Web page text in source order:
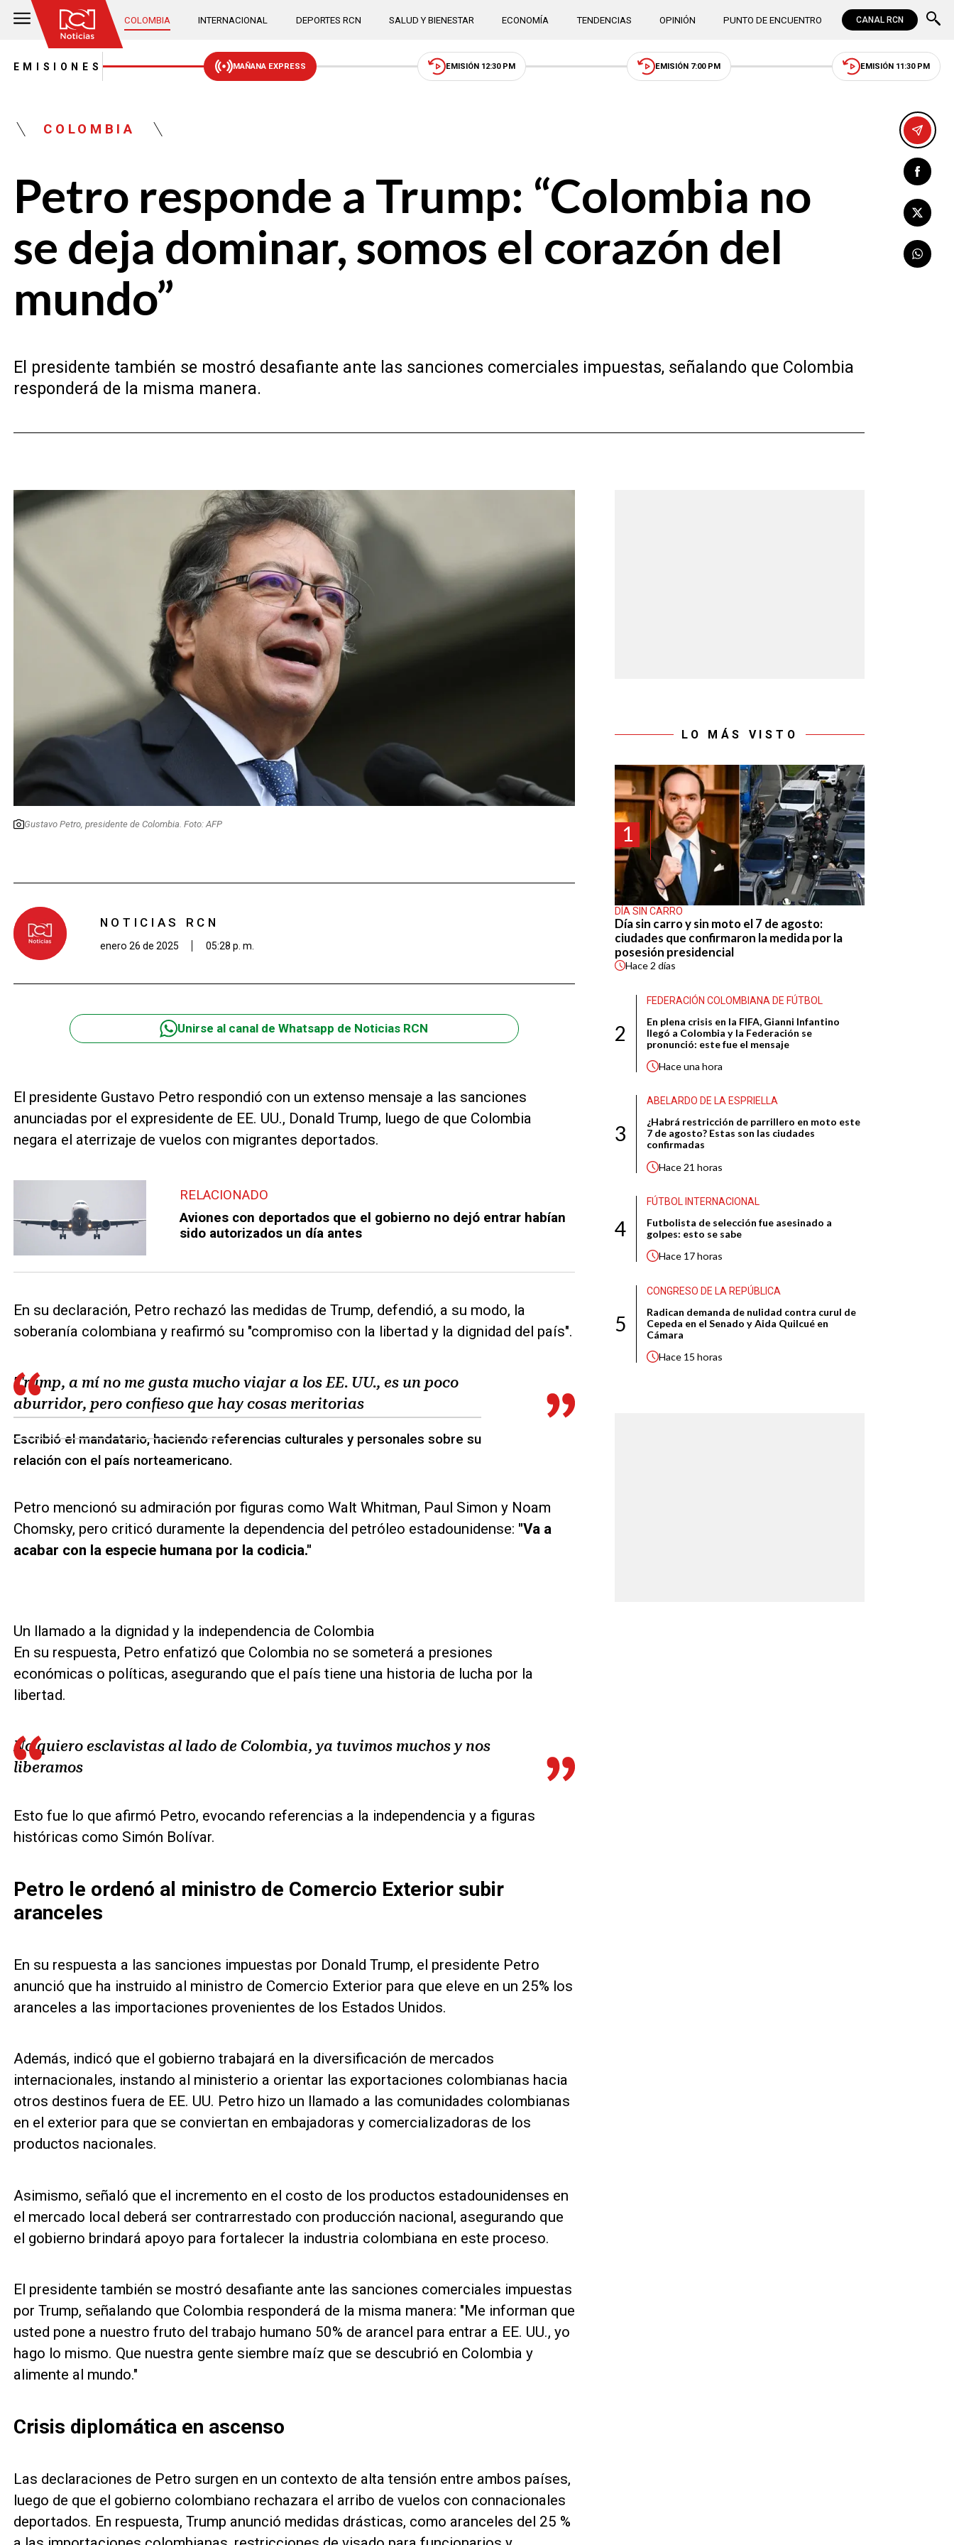
COLOMBIA INTERNACIONAL DEPORTES RCN SALUD Y BIENESTAR ECONOMÍA TENDENCIAS OPINIÓN PUNTO DE ENCUENTRO CANAL RCN
EMISIONES MAÑANA EXPRESS EMISIÓN 12:30 PM EMISIÓN 7:00 PM EMISIÓN 11:30 PM
COLOMBIA
Petro responde a Trump: “Colombia no
se deja dominar, somos el corazón del
mundo”
El presidente también se mostró desafiante ante las sanciones comerciales impuestas, señalando que Colombia
responderá de la misma manera.
Gustavo Petro, presidente de Colombia. Foto: AFP
NOTICIAS RCN
enero 26 de 2025 05:28 p. m.
Unirse al canal de Whatsapp de Noticias RCN
El presidente Gustavo Petro respondió con un extenso mensaje a las sanciones
anunciadas por el expresidente de EE. UU., Donald Trump, luego de que Colombia
negara el aterrizaje de vuelos con migrantes deportados.
RELACIONADO
Aviones con deportados que el gobierno no dejó entrar habían
sido autorizados un día antes
En su declaración, Petro rechazó las medidas de Trump, defendió, a su modo, la
soberanía colombiana y reafirmó su "compromiso con la libertad y la dignidad del país".
Trump, a mí no me gusta mucho viajar a los EE. UU., es un poco
aburridor, pero confieso que hay cosas meritorias
Escribió el mandatario, haciendo referencias culturales y personales sobre su
relación con el país norteamericano.
Petro mencionó su admiración por figuras como Walt Whitman, Paul Simon y Noam
Chomsky, pero criticó duramente la dependencia del petróleo estadounidense: "Va a
acabar con la especie humana por la codicia."
Un llamado a la dignidad y la independencia de Colombia
En su respuesta, Petro enfatizó que Colombia no se someterá a presiones
económicas o políticas, asegurando que el país tiene una historia de lucha por la
libertad.
No quiero esclavistas al lado de Colombia, ya tuvimos muchos y nos
liberamos
Esto fue lo que afirmó Petro, evocando referencias a la independencia y a figuras
históricas como Simón Bolívar.
Petro le ordenó al ministro de Comercio Exterior subir
aranceles
En su respuesta a las sanciones impuestas por Donald Trump, el presidente Petro
anunció que ha instruido al ministro de Comercio Exterior para que eleve en un 25% los
aranceles a las importaciones provenientes de los Estados Unidos.
Además, indicó que el gobierno trabajará en la diversificación de mercados
internacionales, instando al ministerio a orientar las exportaciones colombianas hacia
otros destinos fuera de EE. UU. Petro hizo un llamado a las comunidades colombianas
en el exterior para que se conviertan en embajadoras y comercializadoras de los
productos nacionales.
Asimismo, señaló que el incremento en el costo de los productos estadounidenses en
el mercado local deberá ser contrarrestado con producción nacional, asegurando que
el gobierno brindará apoyo para fortalecer la industria colombiana en este proceso.
El presidente también se mostró desafiante ante las sanciones comerciales impuestas
por Trump, señalando que Colombia responderá de la misma manera: "Me informan que
usted pone a nuestro fruto del trabajo humano 50% de arancel para entrar a EE. UU., yo
hago lo mismo. Que nuestra gente siembre maíz que se descubrió en Colombia y
alimente al mundo."
Crisis diplomática en ascenso
Las declaraciones de Petro surgen en un contexto de alta tensión entre ambos países,
luego de que el gobierno colombiano rechazara el arribo de vuelos con connacionales
deportados. En respuesta, Trump anunció medidas drásticas, como aranceles del 25 %
LO MÁS VISTO
1
DÍA SIN CARRO
Día sin carro y sin moto el 7 de agosto:
ciudades que confirmaron la medida por la
posesión presidencial
Hace2 días
2
FEDERACIÓN COLOMBIANA DE FÚTBOL
En plena crisis en la FIFA, Gianni Infantino
llegó a Colombia y la Federación se
pronunció: este fue el mensaje
Haceuna hora
3
ABELARDO DE LA ESPRIELLA
¿Habrá restricción de parrillero en moto este
7 de agosto? Estas son las ciudades
confirmadas
Hace21 horas
4
FÚTBOL INTERNACIONAL
Futbolista de selección fue asesinado a
golpes: esto se sabe
Hace 17 horas
5
CONGRESO DE LA REPÚBLICA
Radican demanda de nulidad contra curul de
Cepeda en el Senado y Aida Quilcué en
Cámara
Hace 15 horas